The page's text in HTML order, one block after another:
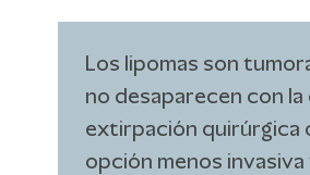
Los lipomas son
no desaparecen con la
extirpación quirúrgica
opción menos